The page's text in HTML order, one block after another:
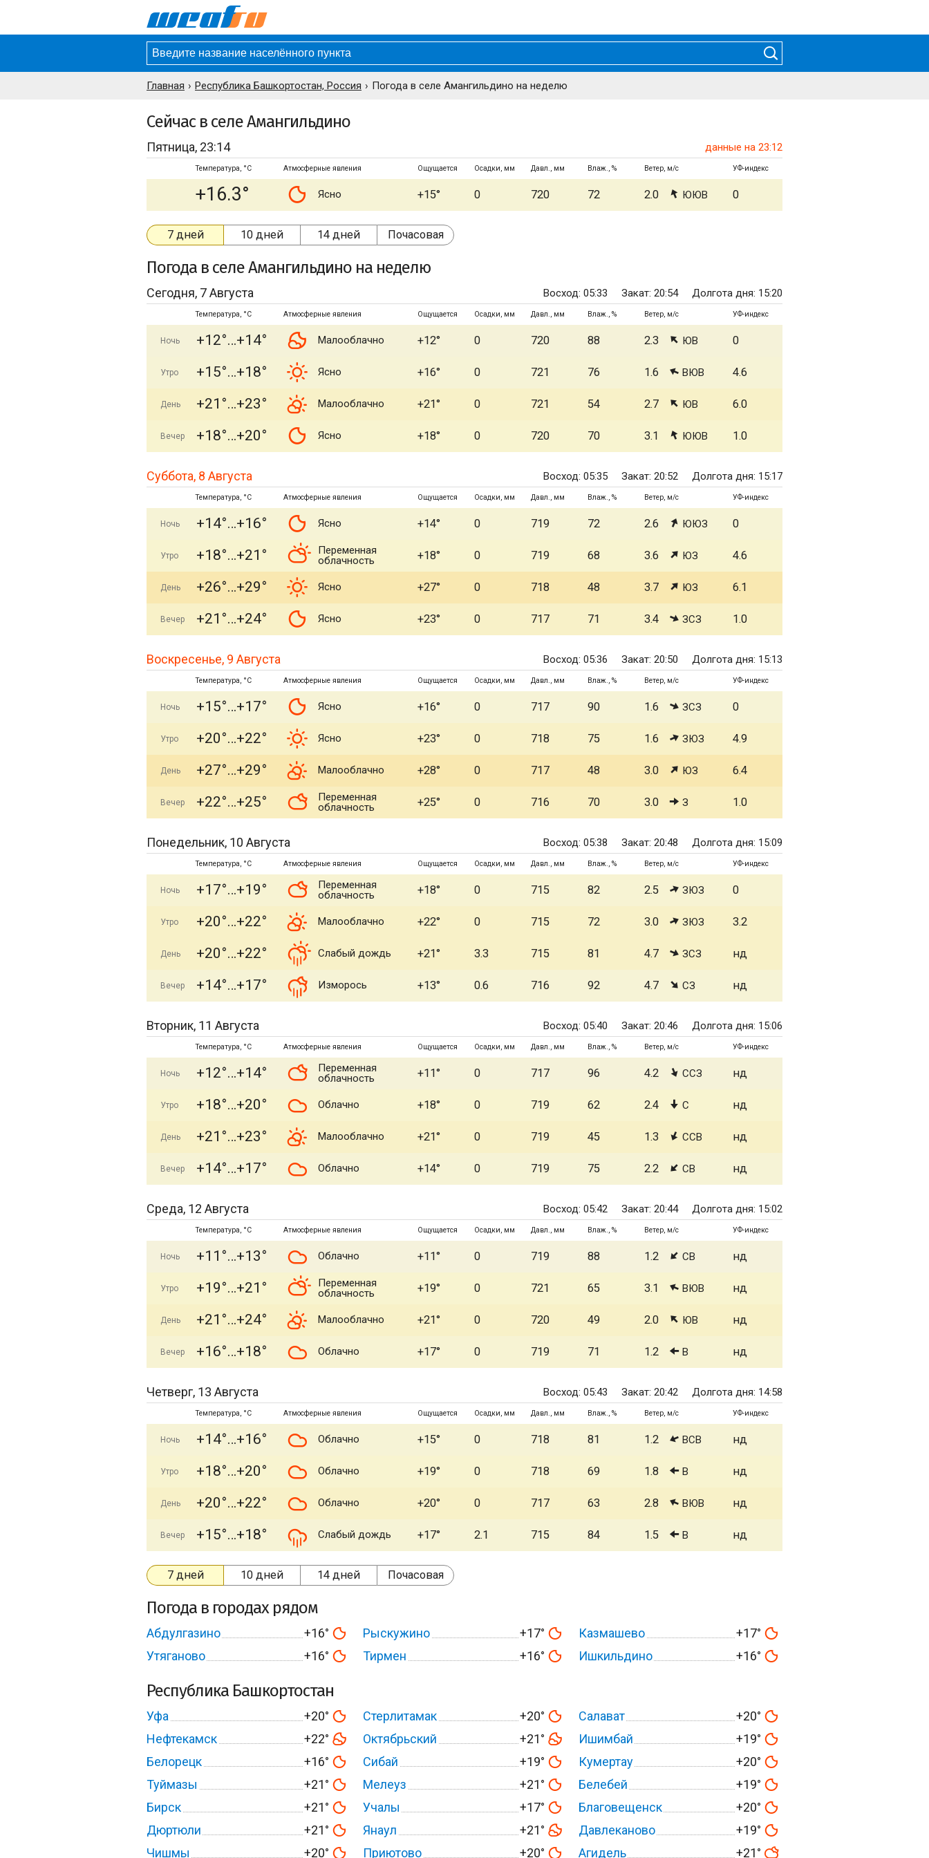
Главная Республика Башкортостан, Россия Погода в селе Амангильдино на неделю
Сейчас в селе Амангильдино
Пятница, 23:14 данные на 23:12
Температура, °C Атмосферные явления Ощущается Осадки, мм Давл., мм Влаж., % Ветер, м/с УФ-индекс
+16.3° Ясно +15° 0 720 72 2.0 ЮЮВ 0
7 дней 10 дней 14 дней Почасовая
Погода в селе Амангильдино на неделю
Сегодня, 7 Августа Восход: 05:33 Закат: 20:54 Долгота дня: 15:20
Температура, °C Атмосферные явления Ощущается Осадки, мм Давл., мм Влаж., % Ветер, м/с УФ-индекс
Ночь +12° +14° Малооблачно +12° 0 720 88 2.3 ЮВ 0
Утро +15° +18° Ясно +16° 0 721 76 1.6 ВЮВ 4.6
День +21° +23° Малооблачно +21° 0 721 54 2.7 ЮВ 6.0
Вечер +18° +20° Ясно +18° 0 720 70 3.1 ЮЮВ 1.0
Суббота, 8 Августа Восход: 05:35 Закат: 20:52 Долгота дня: 15:17
Температура, °C Атмосферные явления Ощущается Осадки, мм Давл., мм Влаж., % Ветер, м/с УФ-индекс
Ночь +14° +16° Ясно +14° 0 719 72 2.6 ЮЮЗ 0
Утро +18° +21°
Переменная
облачность
+18° 0 719 68 3.6 ЮЗ 4.6
День +26° +29° Ясно +27° 0 718 48 3.7 ЮЗ 6.1
Вечер +21° +24° Ясно +23° 0 717 71 3.4 ЗСЗ 1.0
Воскресенье, 9 Августа Восход: 05:36 Закат: 20:50 Долгота дня: 15:13
Температура, °C Атмосферные явления Ощущается Осадки, мм Давл., мм Влаж., % Ветер, м/с УФ-индекс
Ночь +15° +17° Ясно +16° 0 717 90 1.6 ЗСЗ 0
Утро +20° +22° Ясно +23° 0 718 75 1.6 ЗЮЗ 4.9
День +27° +29° Малооблачно +28° 0 717 48 3.0 ЮЗ 6.4
Вечер +22° +25°
Переменная
облачность
+25° 0 716 70 3.0 З 1.0
Понедельник, 10 Августа Восход: 05:38 Закат: 20:48 Долгота дня: 15:09
Температура, °C Атмосферные явления Ощущается Осадки, мм Давл., мм Влаж., % Ветер, м/с УФ-индекс
Ночь +17° +19°
Переменная
облачность
+18° 0 715 82 2.5 ЗЮЗ 0
Утро +20° +22° Малооблачно +22° 0 715 72 3.0 ЗЮЗ 3.2
День +20° +22° Слабый дождь +21° 3.3 715 81 4.7 ЗСЗ нд
Вечер +14° +17° Изморось +13° 0.6 716 92 4.7 СЗ нд
Вторник, 11 Августа Восход: 05:40 Закат: 20:46 Долгота дня: 15:06
Температура, °C Атмосферные явления Ощущается Осадки, мм Давл., мм Влаж., % Ветер, м/с УФ-индекс
Ночь +12° +14°
Переменная
облачность
+11° 0 717 96 4.2 ССЗ нд
Утро +18° +20° Облачно +18° 0 719 62 2.4 С нд
День +21° +23° Малооблачно +21° 0 719 45 1.3 ССВ нд
Вечер +14° +17° Облачно +14° 0 719 75 2.2 СВ нд
Среда, 12 Августа Восход: 05:42 Закат: 20:44 Долгота дня: 15:02
Температура, °C Атмосферные явления Ощущается Осадки, мм Давл., мм Влаж., % Ветер, м/с УФ-индекс
Ночь +11° +13° Облачно +11° 0 719 88 1.2 СВ нд
Утро +19° +21°
Переменная
облачность
+19° 0 721 65 3.1 ВЮВ нд
День +21° +24° Малооблачно +21° 0 720 49 2.0 ЮВ нд
Вечер +16° +18° Облачно +17° 0 719 71 1.2 В нд
Четверг, 13 Августа Восход: 05:43 Закат: 20:42 Долгота дня: 14:58
Температура, °C Атмосферные явления Ощущается Осадки, мм Давл., мм Влаж., % Ветер, м/с УФ-индекс
Ночь +14° +16° Облачно +15° 0 718 81 1.2 ВСВ нд
Утро +18° +20° Облачно +19° 0 718 69 1.8 В нд
День +20° +22° Облачно +20° 0 717 63 2.8 ВЮВ нд
Вечер +15° +18° Слабый дождь +17° 2.1 715 84 1.5 В нд
7 дней 10 дней 14 дней Почасовая
Погода в городах рядом
Абдулгазино +16° Рыскужино +17° Казмашево
+17°
Утяганово
+16° Тирмен +16° Ишкильдино +16°
Республика Башкортостан
Уфа +20° Стерлитамак +20° Салават
+20°
Нефтекамск
+22° Октябрьский +21° Ишимбай
+19°
Белорецк
+16° Сибай +19° Кумертау
+20°
Туймазы
+21° Мелеуз +21° Белебей
+19°
Бирск
+21° Учалы +17° Благовещенск
+20°
Дюртюли
+21° Янаул +21° Давлеканово
+19°
Чишмы
+20° Приютово +20° Агидель +21°